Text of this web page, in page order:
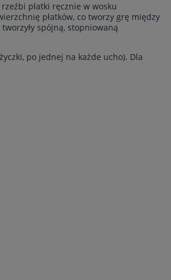
płatki ręcznie w wosku
płatków, co tworzy grę między
spójną, stopniowaną
po jednej na każde ucho). Dla